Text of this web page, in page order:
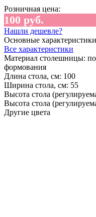
Розничная цена:
100 руб.
Нашли дешевле?
Основные характеристики
Все характеристики
Материал столешницы:
формования
Длина стола, см: 100
Ширина стола, см: 55
Высота стола
Высота стола
Другие цвета